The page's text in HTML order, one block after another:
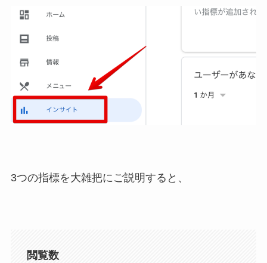
3つの指標を大雑把にご説明すると、
閲覧数